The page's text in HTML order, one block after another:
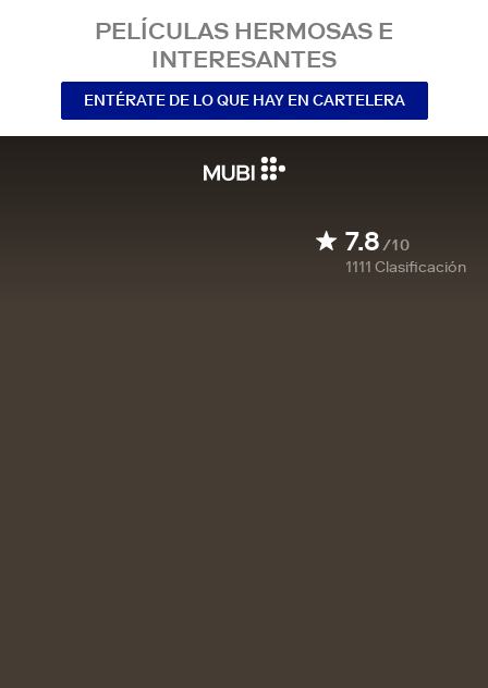
PELÍCULAS HERMOSAS E
INTERESANTES
ENTÉRATE DE LO QUE HAY EN CARTELERA
7.8/10
1111 Clasificación